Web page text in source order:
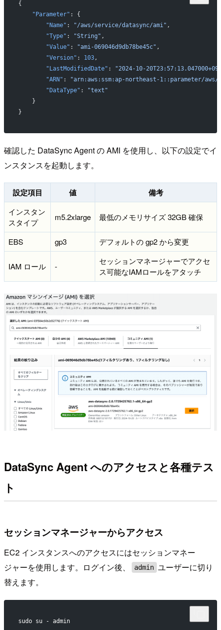
{
    "Parameter"
: {
        "Name"
: "/aws/service/datasync/ami" ,
        "Type"
: "String" ,
        "Value"
: "ami-069046d9db78be45c" ,
        "Version"
: 103,
        "LastModifiedDate"
:
"2024-10-
        "ARN"
:
"arn:aws:ssm:ap-northeast-1::parameter/
        "DataType"
:
"text"
    }
}
確認した DataSync Agent の AMI を使用し、以下の設定でイ
ンスタンスを起動します。
設定項目 値 備考
インスタン
スタイプ
m5.2xlarge 最低のメモリサイズ 32GB 確保
EBS gp3 デフォルトの gp2 から変更
IAM ロール -
セッションマネージャーでアクセ
ス可能なIAMロールをアタッチ
DataSync Agent へのアクセスと各種テス
ト
セッションマネージャーからアクセス
EC2 インスタンスへのアクセスにはセッションマネー
ジャーを使用します。ログイン後、
admin ユーザーに切り
替えます。
sudo su - admin